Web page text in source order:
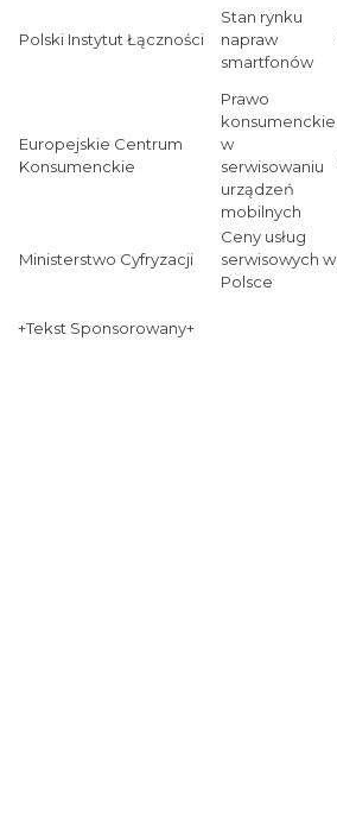
Polski Instytut Łączności
Stan rynku
napraw
smartfonów
Europejskie Centrum
Konsumenckie
Prawo
konsumenckie
w
serwisowaniu
urządzeń
mobilnych
Ministerstwo Cyfryzacji
Ceny usług
serwisowych w
Polsce
+Tekst Sponsorowany+